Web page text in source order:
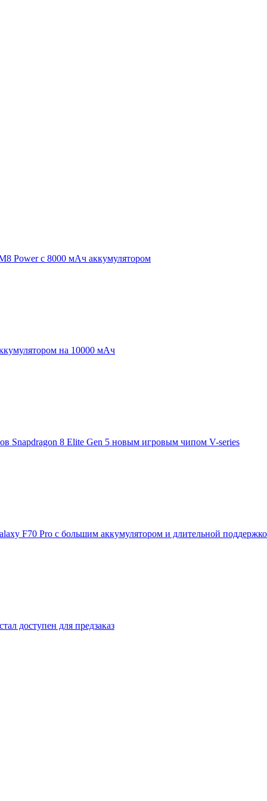
Power с 8000 мАч аккумулятором
на 10000 мАч
Snapdragon 8 Elite Gen 5 новым игровым чипом V-series
F70 Pro с большим аккумулятором и длительной
доступен для предзаказ